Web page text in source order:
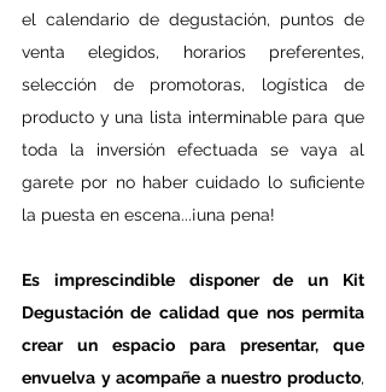
el calendario de degustación, puntos de
venta elegidos, horarios preferentes,
selección de promotoras, logística de
producto y una lista interminable para que
toda la inversión efectuada se vaya al
garete por no haber cuidado lo suficiente
la puesta en escena...¡una pena!
Es imprescindible disponer de un Kit
Degustación de calidad que nos permita
crear un espacio para presentar, que
envuelva y acompañe a nuestro producto,